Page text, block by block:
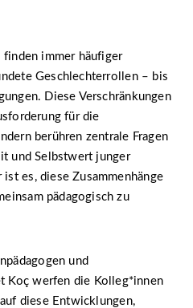
immer häufiger
Geschlechterrollen – bis
Diese Verschränkungen
für die
berühren zentrale Fragen
und Selbstwert junger
es, diese Zusammenhänge
pädagogisch zu
und
Koç werfen die Kolleg*innen
diese Entwicklungen,